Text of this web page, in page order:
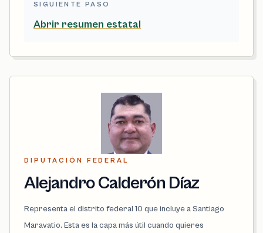
SIGUIENTE PASO
Abrir resumen estatal
DIPUTACIÓN FEDERAL
Alejandro Calderón Díaz
Representa el distrito federal 10 que incluye a Santiago
Maravatio. Esta es la capa más útil cuando quieres